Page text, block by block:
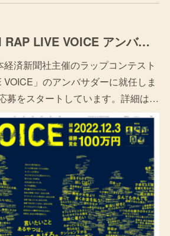
[NEWS] NIKKEI RAP LIVE VOICE アンバサダー就任
済新聞社主催のラップコンテスト
VOICE」のアンバサダーに就任しま
募をスタートしています。詳細は…